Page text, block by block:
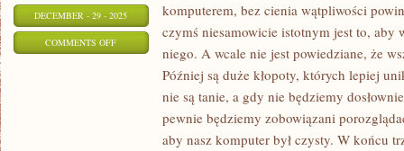
DECEMBER - 29 - 2025
COMMENTS OFFON
INFORMATYKA,
komputerem, bez cienia wątpliwości
czymś niesamowicie istotnym jest to, aby
niego. A wcale nie jest powiedziane, że
Później są duże kłopoty, których lepiej
nie są tanie, a gdy nie będziemy
pewnie będziemy zobowiązani
aby nasz komputer był czysty. W końcu